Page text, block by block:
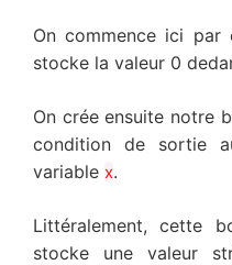
On commence ici par
stocke la valeur 0
On crée ensuite notre
condition de sortie
variable x.
Littéralement, cette
stocke une valeur